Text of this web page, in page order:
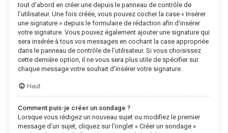
tout d’abord en créer une depuis le panneau de contrôle de
l’utilisateur. Une fois créée, vous pouvez cocher la case « Insérer
une signature » depuis le formulaire de rédaction afin d’insérer
votre signature. Vous pouvez également ajouter une signature qui
sera insérée à tous vos messages en cochant la case appropriée
dans le panneau de contrôle de l’utilisateur. Si vous choisissez
cette dernière option, il ne vous sera plus utile de spécifier sur
chaque message votre souhait d’insérer votre signature.
Haut
Comment puis-je créer un sondage ?
Lorsque vous rédigez un nouveau sujet ou modifiez le premier
message d’un sujet, cliquez sur l’onglet « Créer un sondage »